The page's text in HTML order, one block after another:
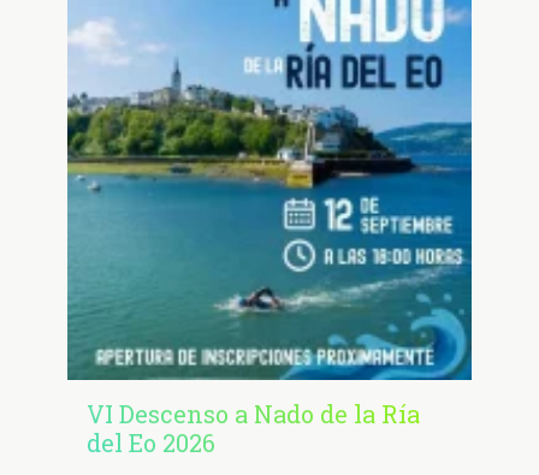
VI Descenso a Nado de la Ría
del Eo 2026